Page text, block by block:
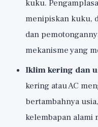
kuku.
menipiskan kuku,
dan
mekanisme yang
Iklim kering dan
kering atau AC
bertambahnya
kelembapan